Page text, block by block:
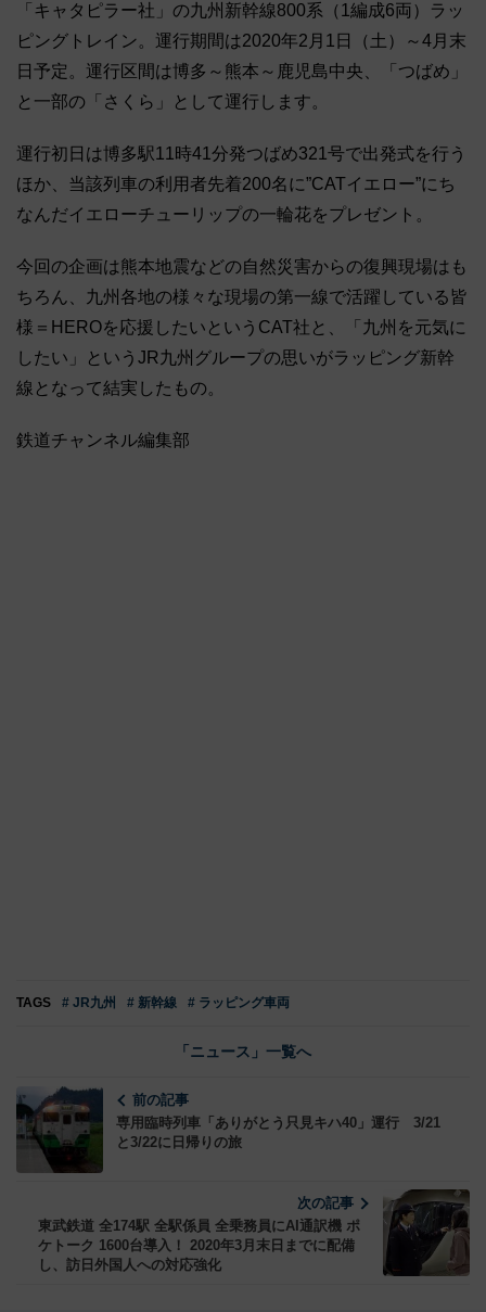
「キャタピラー社」の九州新幹線800系（1編成6両）ラッ
ピングトレイン。運行期間は2020年2月1日（土）～4月末
日予定。運行区間は博多～熊本～鹿児島中央、「つばめ」
と一部の「さくら」として運行します。
運行初日は博多駅11時41分発つばめ321号で出発式を行う
ほか、当該列車の利用者先着200名に”CATイエロー”にち
なんだイエローチューリップの一輪花をプレゼント。
今回の企画は熊本地震などの自然災害からの復興現場はも
ちろん、九州各地の様々な現場の第一線で活躍している皆
様＝HEROを応援したいというCAT社と、「九州を元気に
したい」というJR九州グループの思いがラッピング新幹
線となって結実したもの。
鉄道チャンネル編集部
TAGS # JR九州 # 新幹線 # ラッピング車両
「ニュース」一覧へ
前の記事
専用臨時列車「ありがとう只見キハ40」運行 3/21
と3/22に日帰りの旅
次の記事
東武鉄道 全174駅 全駅係員 全乗務員にAI通訳機 ポ
ケトーク 1600台導入！ 2020年3月末日までに配備
し、訪日外国人への対応強化